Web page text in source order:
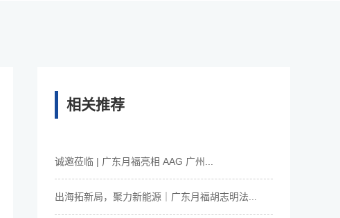
相关推荐
诚邀莅临 | 广东月福亮相 AAG 广州...
出海拓新局，聚力新能源｜广东月福胡志明法...